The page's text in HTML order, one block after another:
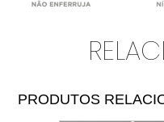
PRODUTOS